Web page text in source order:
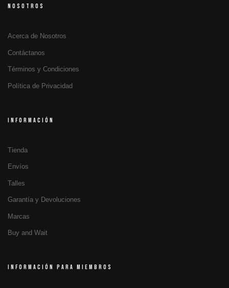
NOSOTROS
Acerca de Nosotros
Contáctanos
Términos y Condiciones
Política de Privacidad
INFORMACIÓN
Tienda
Envíos
Talles
Garantía y Devoluciones
Marcas
Buy and Wait
INFORMACIÓN PARA MIEMBROS